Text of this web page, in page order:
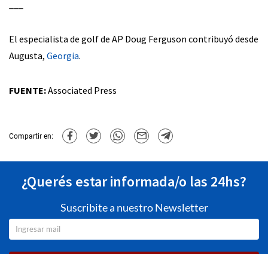
El especialista de golf de AP Doug Ferguson contribuyó desde
Augusta, Georgia.
FUENTE:Associated Press
Compartir en:
¿Querés estar informada/o las 24hs?
Suscribite a nuestro Newsletter